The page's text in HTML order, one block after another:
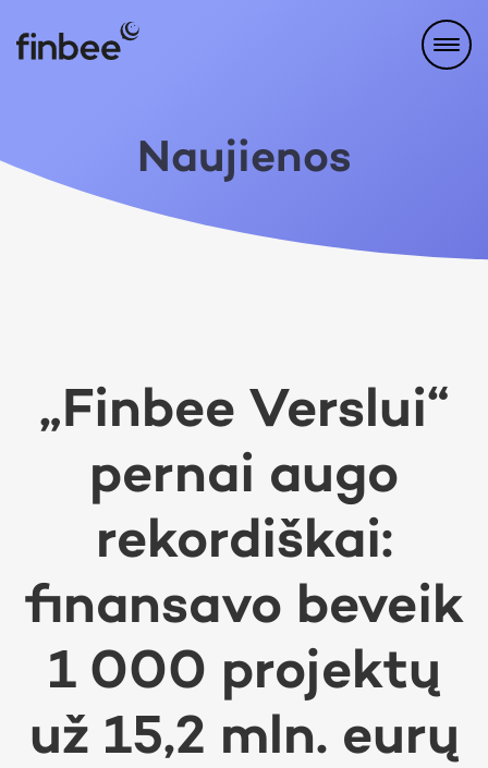
Naujienos
„Finbee Verslui“
pernai augo
rekordiškai:
finansavo beveik
1 000 projektų
už 15,2 mln. eurų